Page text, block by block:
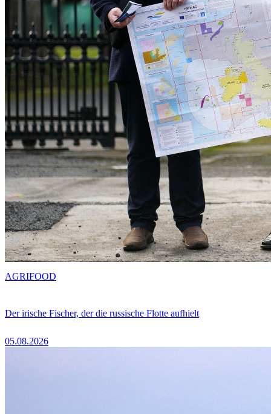
Der irische Fischer, der die russische Flotte aufhielt
05.08.2026
AGRIFOOD